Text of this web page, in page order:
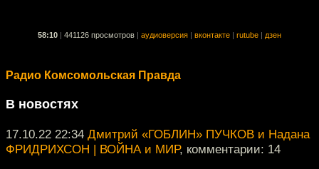
58:10 441126 просмотров аудиоверсия вконтакте rutube дзен
Радио Комсомольская Правда
В новостях
17.10.22 22:34 Дмитрий «ГОБЛИН» ПУЧКОВ и Надана
ФРИДРИХСОН | ВОЙНА и МИР, комментарии: 14